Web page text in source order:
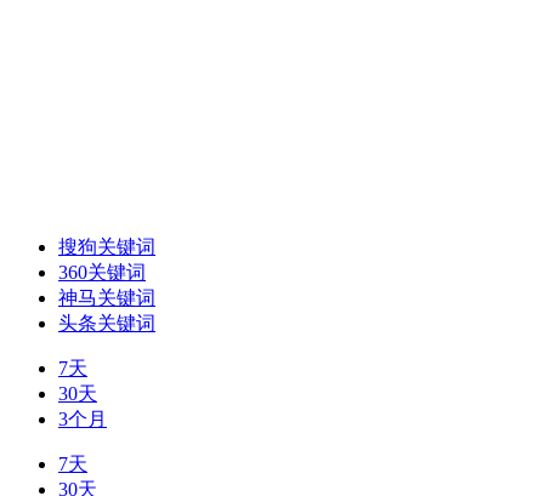
搜狗关键词
360关键词
神马关键词
头条关键词
7天
30天
3个月
7天
30天